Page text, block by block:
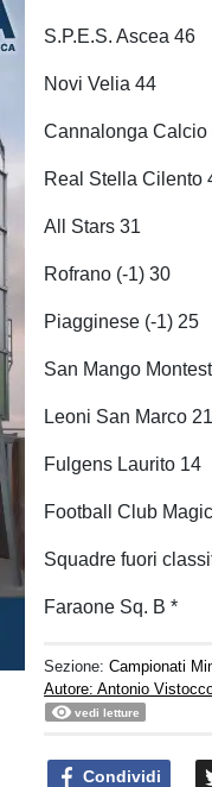
S.P.E.S. Ascea 46
Novi Velia 44
Cannalonga Calcio
Real Stella Cilento
All Stars 31
Rofrano (-1) 30
Piagginese (-1) 25
San Mango
Leoni San Marco 21
Fulgens Laurito 14
Football Club
Squadre fuori
Faraone Sq. B *
Sezione:Campionati
Autore: Antonio
vedi letture
Condividi